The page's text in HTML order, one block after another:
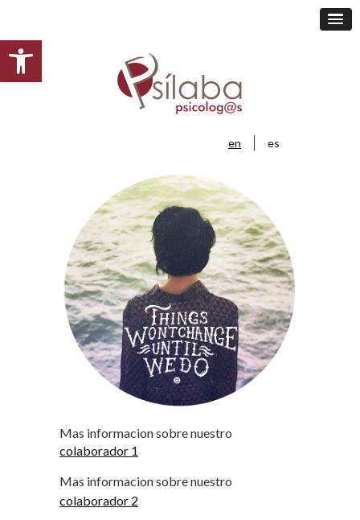
Open toolbar
en es
Mas informacion sobre nuestro
colaborador 1
Mas informacion sobre nuestro
colaborador 2